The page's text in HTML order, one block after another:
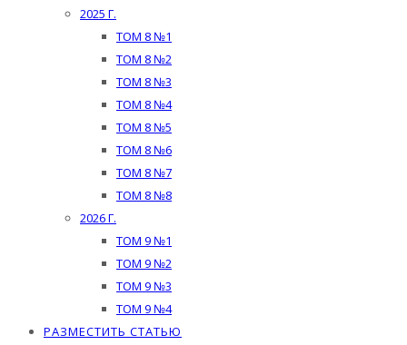
2025 Г.
ТОМ 8 №1
ТОМ 8 №2
ТОМ 8 №3
ТОМ 8 №4
ТОМ 8 №5
ТОМ 8 №6
ТОМ 8 №7
ТОМ 8 №8
2026 Г.
ТОМ 9 №1
ТОМ 9 №2
ТОМ 9 №3
ТОМ 9 №4
РАЗМЕСТИТЬ СТАТЬЮ